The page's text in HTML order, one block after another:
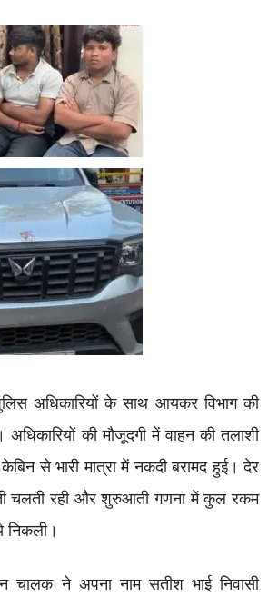
अधिकारियों के साथ आयकर विभाग की
अधिकारियों की मौजूदगी में वाहन की तलाशी
से भारी मात्रा में नकदी बरामद हुई। देर
चलती रही और शुरुआती गणना में कुल रकम
निकली।
चालक ने अपना नाम सतीश भाई निवासी